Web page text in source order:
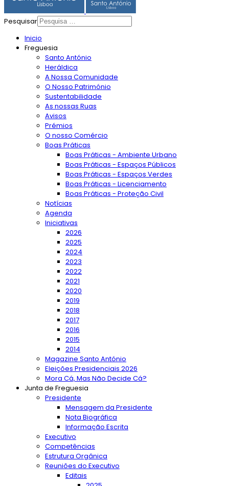
Pesquisar
Inicio
Freguesia
Santo António
Heráldica
A Nossa Comunidade
O Nosso Património
Sustentabilidade
As nossas Ruas
Avisos
Prémios
O nosso Comércio
Boas Práticas
Boas Práticas - Ambiente Urbano
Boas Práticas - Espaços Públicos
Boas Práticas - Espaços Verdes
Boas Práticas - Licenciamento
Boas Práticas - Proteção Civil
Notícias
Agenda
Iniciativas
2026
2025
2024
2023
2022
2021
2020
2019
2018
2017
2016
2015
2014
Magazine Santo António
Eleições Presidenciais 2026
Mora Cá, Mas Não Decide Cá?
Junta de Freguesia
Presidente
Mensagem da Presidente
Nota Biográfica
Informação Escrita
Executivo
Competências
Estrutura Orgânica
Reuniões do Executivo
Editais